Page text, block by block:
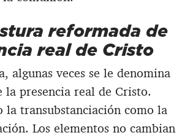
reformada de
real de Cristo
algunas veces se le denomina
la presencia real de Cristo.
la transubstanciación como la
Los elementos no cambian